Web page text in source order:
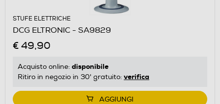
STUFE ELETTRICHE
DCG ELTRONIC - SA9829
€ 49,90
Acquisto online: disponibile
Ritiro in negozio in 30' gratuito: verifica
AGGIUNGI